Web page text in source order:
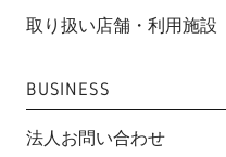
取り扱い店舗・利用施設
BUSINESS
法人お問い合わせ